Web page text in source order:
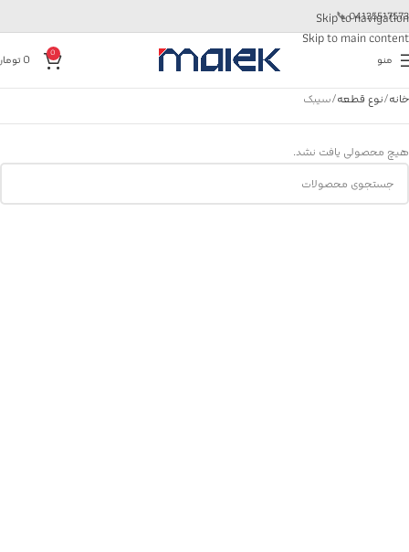
Skip to navigation
Skip to main content
04135517573
📞
منو 0
0
خانه نوع قطعه سیبک
هیچ محصولی یافت نشد.